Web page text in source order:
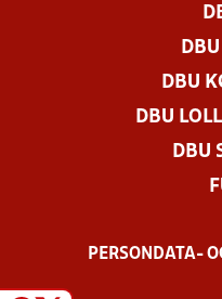
DBU
DBU
DBU
PERSONDATA-